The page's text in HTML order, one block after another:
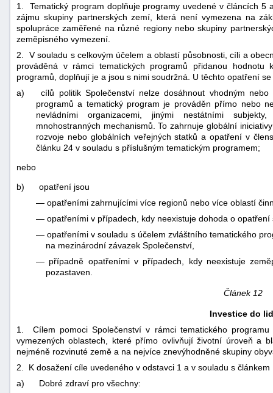
1. Tematický program doplňuje programy uvedené v článcích 5
zájmu skupiny partnerských zemí, která není vymezena na
spolupráce zaměřené na různé regiony nebo skupiny
zeměpisného vymezení.
2. V souladu s celkovým účelem a oblastí působnosti, cíli a
prováděná v rámci tematických programů přidanou hodnotu
programů, doplňují je a jsou s nimi soudržná. U těchto opatření
a)
cílů politik Společenství nelze dosáhnout vhodným
programů a tematický program je prováděn přímo nebo
nevládními organizacemi, jinými nestátními
mnohostranných mechanismů. To zahrnuje globální
rozvoje nebo globálních veřejných statků a opatření v
článku 24 v souladu s příslušným tematickým programem;
nebo
b)
opatření jsou
— opatřeními zahrnujícími více regionů nebo více oblastí
— opatřeními v případech, kdy neexistuje dohoda o
— opatřeními v souladu s účelem zvláštního tematického
na mezinárodní závazek Společenství,
— případně opatřeními v případech, kdy neexistuje
pozastaven.
Článek 12
Investice do
1. Cílem pomoci Společenství v rámci tematického
vymezených oblastech, které přímo ovlivňují životní úroveň a
nejméně rozvinuté země a na nejvíce znevýhodněné skupiny
2. K dosažení cíle uvedeného v odstavci 1 a v souladu s
a)
Dobré zdraví pro všechny: